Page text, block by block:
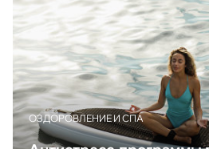
ОЗДОРОВЛЕНИЕ И СПА